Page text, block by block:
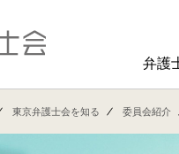
弁護
東京弁護士会を知る 委員会紹介